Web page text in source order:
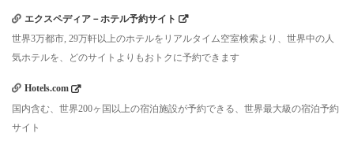
エクスペディア－ホテル予約サイト
世界3万都市, 29万軒以上のホテルをリアルタイム空室検索より、世界中の人
気ホテルを、どのサイトよりもおトクに予約できます
Hotels.com
国内含む、世界200ヶ国以上の宿泊施設が予約できる、世界最大級の宿泊予約
サイト